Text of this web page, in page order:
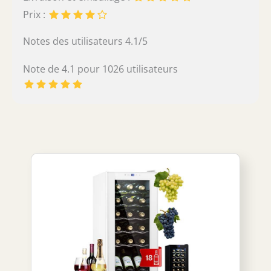
Prix :
Notes des utilisateurs 4.1/5
Note de 4.1 pour 1026 utilisateurs